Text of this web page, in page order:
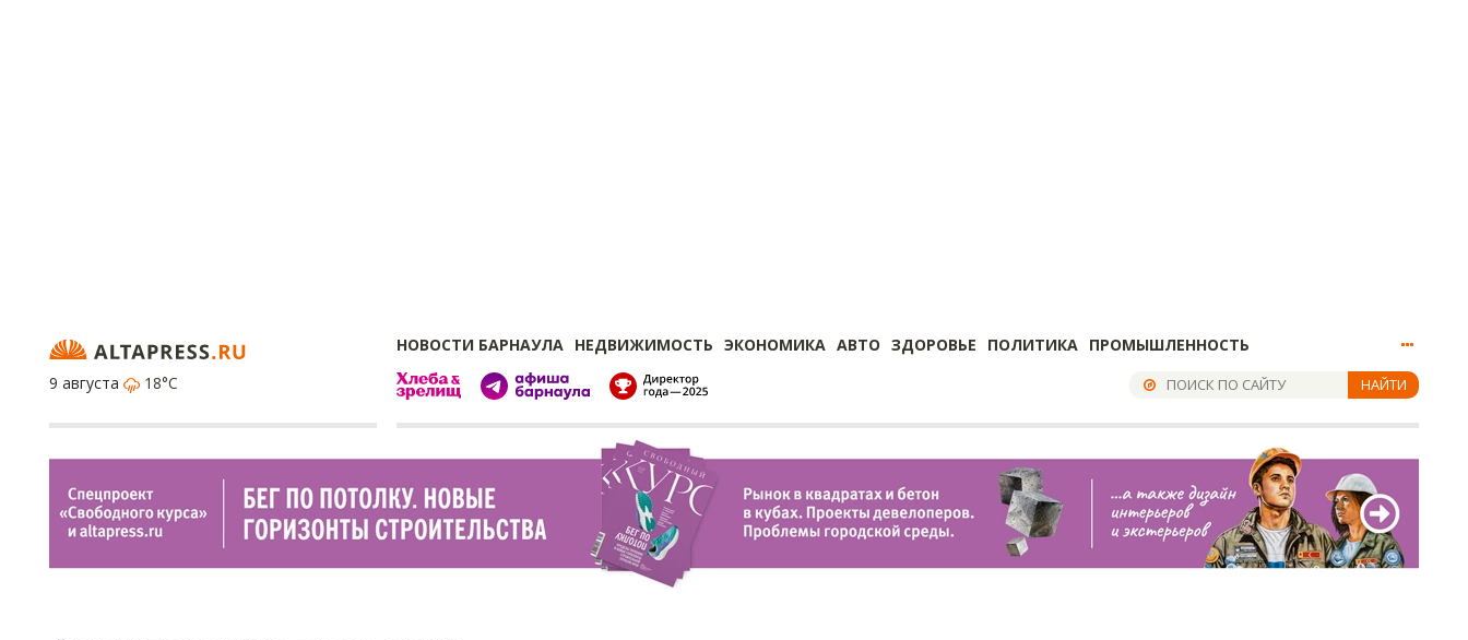
НОВОСТИ БАРНАУЛА НЕДВИЖИМОСТЬ ЭКОНОМИКА АВТО ЗДОРОВЬЕ ПОЛИТИКА ПРОМЫШЛЕННОСТЬ
9 августа
18°C НАЙТИ